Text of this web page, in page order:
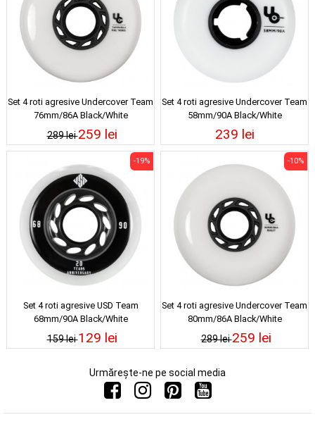
Set 4 roti agresive Undercover Team
76mm/86A Black/White
289 lei259 lei
Set 4 roti agresive Undercover Team
58mm/90A Black/White
239 lei
Set 4 roti agresive USD Team
68mm/90A Black/White
159 lei
-19%
129 lei
Set 4 roti agresive Undercover Team
80mm/86A Black/White
289 lei
-10%
259 lei
Urmărește-ne pe social media